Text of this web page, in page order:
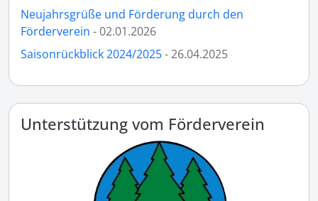
Neujahrsgrüße und Förderung durch den
Förderverein - 02.01.2026
Saisonrückblick 2024/2025- 26.04.2025
Unterstützung vom Förderverein